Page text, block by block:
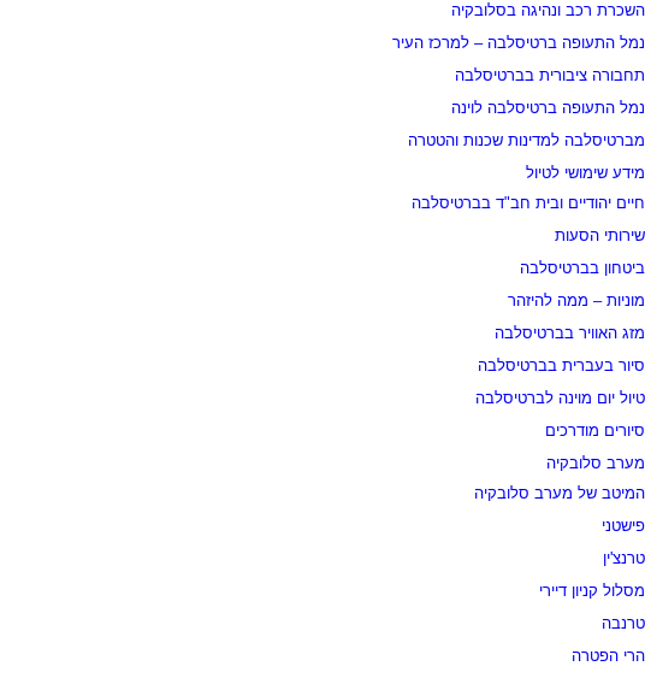
השכרת רכב ונהיגה בסלובקיה
נמל התעופה ברטיסלבה – למרכז העיר
תחבורה ציבורית בברטיסלבה
נמל התעופה ברטיסלבה לוינה
מברטיסלבה למדינות שכנות והטטרה
מידע שימושי לטיול
חיים יהודיים ובית חב"ד בברטיסלבה
שירותי הסעות
ביטחון בברטיסלבה
מוניות – ממה להיזהר
מזג האוויר בברטיסלבה
סיור בעברית בברטיסלבה
טיול יום מוינה לברטיסלבה
סיורים מודרכים
מערב סלובקיה
המיטב של מערב סלובקיה
פישטני
טרנצ'ין
מסלול קניון דיירי
טרנבה
הרי הפטרה